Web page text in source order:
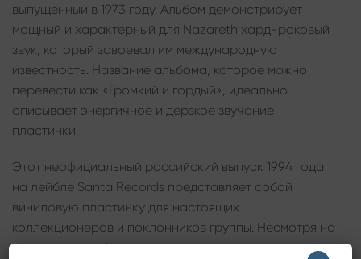
выпущенный в 1973 году. Альбом демонстрирует
мощный и характерный для Nazareth хард-роковый
звук, который завоевал им международную
известность. Название альбома, которое можно
перевести как «Громкий и гордый», идеально
описывает энергичное и дерзкое звучание
пластинки.
Этот неофициальный российский выпуск 1994 года
на лейбле Santa Records представляет собой
виниловую пластинку для настоящих
коллекционеров и поклонников группы. Несмотря на
то, что это неофициальное издание, оно передает